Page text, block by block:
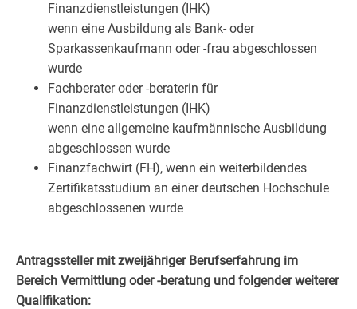
Finanzdienstleistungen (IHK)
wenn eine Ausbildung als Bank- oder
Sparkassenkaufmann oder -frau abgeschlossen
wurde
Fachberater oder -beraterin für
Finanzdienstleistungen (IHK)
wenn eine allgemeine kaufmännische Ausbildung
abgeschlossen wurde
Finanzfachwirt (FH), wenn ein weiterbildendes
Zertifikatsstudium an einer deutschen Hochschule
abgeschlossenen wurde
Antragssteller mit zweijähriger Berufserfahrung im
Bereich Vermittlung oder -beratung und folgender weiterer
Qualifikation: